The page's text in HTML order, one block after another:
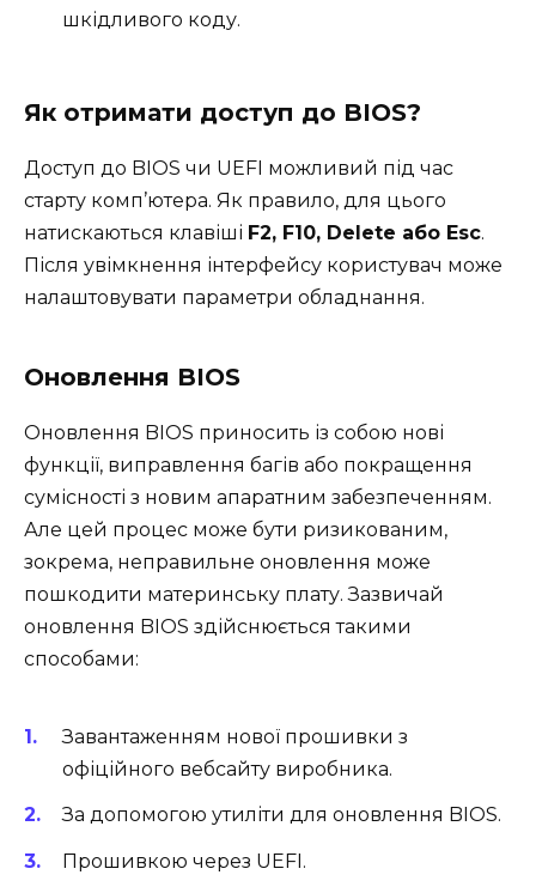
шкідливого коду.
Як отримати доступ до BIOS?
Доступ до BIOS чи UEFI можливий під час
старту комп’ютера. Як правило, для цього
натискаються клавіші F2, F10, Delete або Esc.
Після увімкнення інтерфейсу користувач може
налаштовувати параметри обладнання.
Оновлення BIOS
Оновлення BIOS приносить із собою нові
функції, виправлення багів або покращення
сумісності з новим апаратним забезпеченням.
Але цей процес може бути ризикованим,
зокрема, неправильне оновлення може
пошкодити материнську плату. Зазвичай
оновлення BIOS здійснюється такими
способами:
Завантаженням нової прошивки з
офіційного вебсайту виробника.
За допомогою утиліти для оновлення BIOS.
Прошивкою через UEFI.